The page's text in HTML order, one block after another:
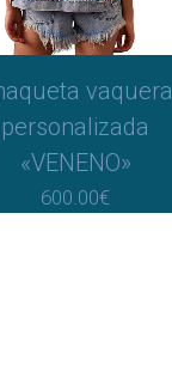
vaquera
personalizada
«VENENO»
600.00€